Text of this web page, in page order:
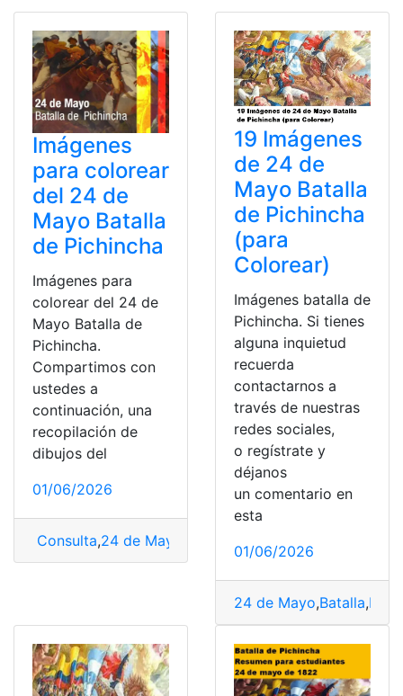
Imágenes
para colorear
del 24 de
Mayo Batalla
de Pichincha
Imágenes para
colorear del 24 de
Mayo Batalla de
Pichincha.
Compartimos con
ustedes a
continuación, una
recopilación de
dibujos del
01/06/2026
Consulta,24 de Mayo Batalla de Pichincha
19 Imágenes
de 24 de
Mayo Batalla
de Pichincha
(para
Colorear)
Imágenes batalla de
Pichincha. Si tienes
alguna inquietud
recuerda
contactarnos a
través de nuestras
redes sociales,
o regístrate y
déjanos
un comentario en
esta
01/06/2026
24 de Mayo,Batalla,